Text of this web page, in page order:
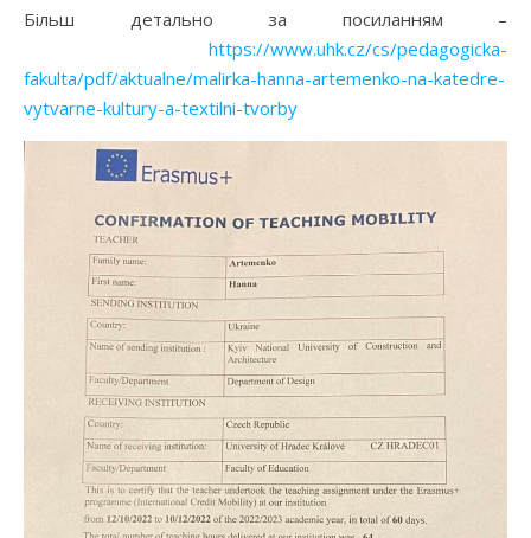
Більш детально за посиланням –
https://www.uhk.cz/cs/pedagogicka-
fakulta/pdf/aktualne/malirka-hanna-artemenko-na-katedre-
vytvarne-kultury-a-textilni-tvorby